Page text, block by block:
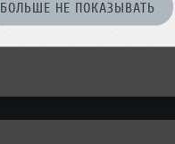
БОЛЬШЕ НЕ ПОКАЗЫВАТЬ